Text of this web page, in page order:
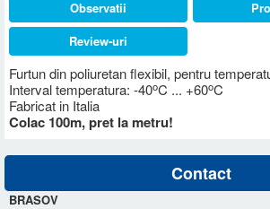
Furtun din poliuretan flexibil, pentru
Interval temperatura: -40oC ... +60oC
Fabricat in Italia
Colac 100m, pret la metru!
Observatii
Review-uri
Contact
BRASOV